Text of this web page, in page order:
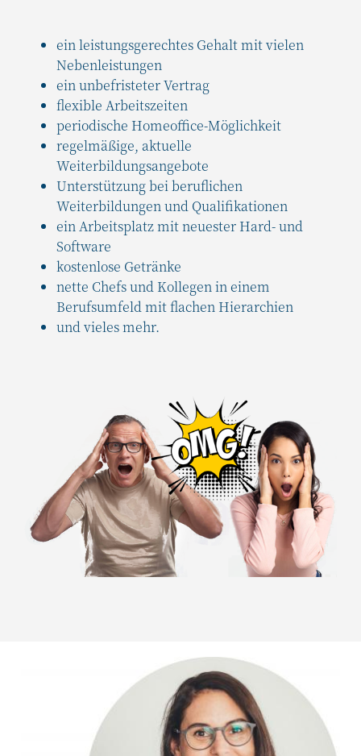
ein leistungsgerechtes Gehalt mit vielen
Nebenleistungen
ein unbefristeter Vertrag
flexible Arbeitszeiten
periodische Homeoffice-Möglichkeit
regelmäßige, aktuelle
Weiterbildungsangebote
Unterstützung bei beruflichen
Weiterbildungen und Qualifikationen
ein Arbeitsplatz mit neuester Hard- und
Software
kostenlose Getränke
nette Chefs und Kollegen in einem
Berufsumfeld mit flachen Hierarchien
und vieles mehr.